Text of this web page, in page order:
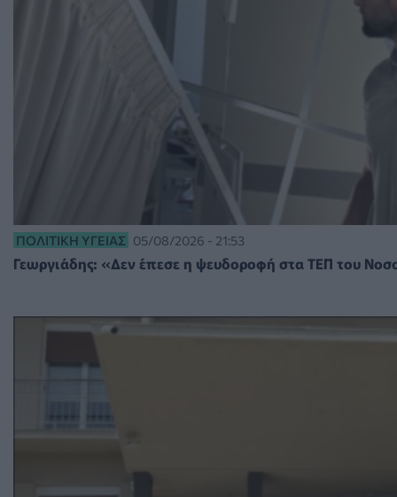
ΠΟΛΙΤΙΚΉ ΥΓΕΊΑΣ 05/08/2026 - 21:53
Γεωργιάδης: «Δεν έπεσε η ψευδοροφή στα ΤΕΠ του